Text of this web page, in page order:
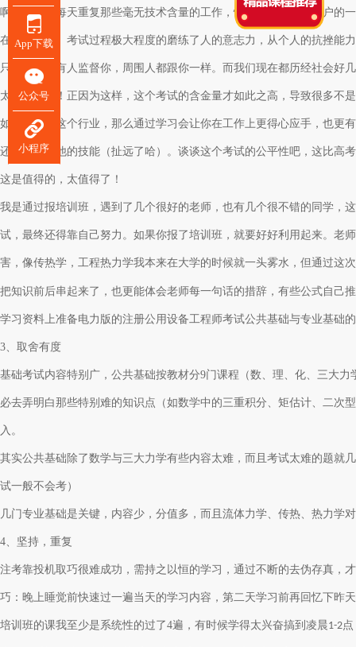
啊。我想说每天重复那些毫无技术含量的工作，忙得晕头转向，客户的
在浪费人生。考试过程极大程度的磨练了人的意志力，从个人的抗挫能
只管学习，有人监督你，周围人都跟你一样。而我们现在都历经社会好
太折磨人了！正因为这样，这个考试的含金量才如此之高，导致很多不
如果是从事这个行业，那么通过学习会让你在工作上更得心应手，也更
还会学习其他的技能（扯远了哈）。谈谈这个考试的公平性吧，这比高
这是值得的，太值得了！
我是通过报培训班，遇到了几个很好的老师，也有几个很不错的同学，
试，最终还得靠自己努力。如果你报了培训班，就要好好利用起来。老
害，像传热学，工程热力学我本来在大学的时候就一头雾水，但通过这
把知识前后串起来了，也更能体会老师每一句话的措辞，有些公式自己
学习资料上准备电力版的注册公用设备工程师考试公共基础与专业基础
3、取舍有度
基础考试内容特别广，公共基础按教材分9门课程（数、理、化、三大
必去弄明白那些特别难的知识点（如数学中的三重积分、矩估计、二次
入。
其实公共基础除了数学与三大力学有些内容太难，而且考试太难的题就
试一般不会考）
几门专业基础是关键，内容少，分值多，而且流体力学、传热、热力学
4、坚持，重复
注考靠投机取巧很难成功，需持之以恒的学习，通过不断的去伪存真，
巧：晚上睡觉前快速过一遍当天的学习内容，第二天学习前再回忆下昨
培训班的课我至少是系统性的过了4遍，有时候学得太兴奋搞到凌晨1-2
App下载
公众号
小程序